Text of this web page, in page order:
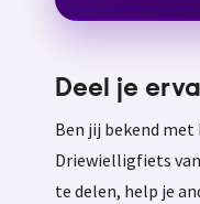
Deel je
Ben jij bekend
Driewielligfiets
te delen, help je